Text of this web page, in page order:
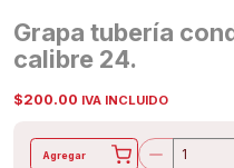
Grapa tubería
calibre 24.
$200.00 IVA INCLUIDO
Agregar